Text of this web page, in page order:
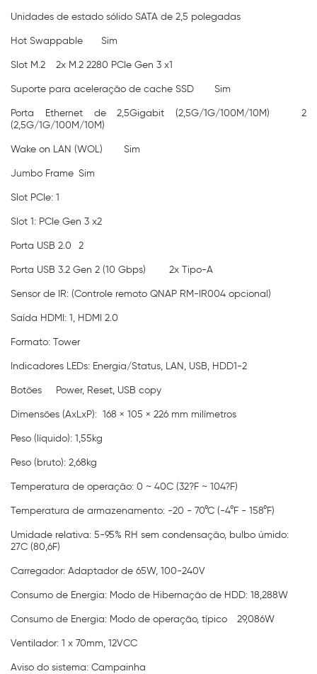
Unidades de estado sólido SATA de 2,5 polegadas
Hot Swappable
Sim
Slot M.2
2x M.2 2280 PCIe Gen 3 x1
Suporte para aceleração de cache SSD
Sim
Porta Ethernet de 2,5Gigabit (2,5G/1G/100M/10M)
2
(2,5G/1G/100M/10M)
Wake on LAN (WOL)
Sim
Jumbo Frame Sim
Slot PCIe: 1
Slot 1: PCIe Gen 3 x2
Porta USB 2.0
2
Porta USB 3.2 Gen 2 (10 Gbps)
2x Tipo-A
Sensor de IR: (Controle remoto QNAP RM-IR004 opcional)
Saída HDMI: 1, HDMI 2.0
Formato: Tower
Indicadores LEDs: Energia/Status, LAN, USB, HDD1-2
Botões
Power, Reset, USB copy
Dimensões (AxLxP): 168 × 105 × 226 mm milímetros
Peso (líquido): 1,55kg
Peso (bruto): 2,68kg
Temperatura de operação: 0 ~ 40C (32?F ~ 104?F)
Temperatura de armazenamento: -20 - 70°C (-4°F - 158°F)
Umidade relativa: 5-95% RH sem condensação, bulbo úmido:
27C (80,6F)
Carregador: Adaptador de 65W, 100-240V
Consumo de Energia: Modo de Hibernação de HDD: 18,288W
Consumo de Energia: Modo de operação, típico
29,086W
Ventilador: 1 x 70mm, 12VCC
Aviso do sistema: Campainha